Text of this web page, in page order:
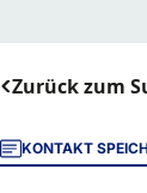
Zurück zum
KONTAKT